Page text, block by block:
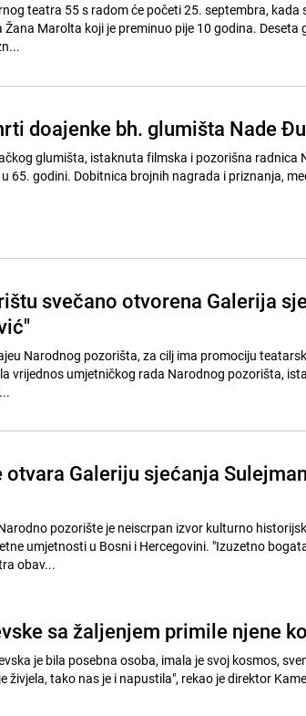
teatra 55 s radom će početi 25. septembra, kada
Marolta koji je preminuo pije 10 godina. Deseta
doajenke bh. glumišta Nade
glumišta, istaknuta filmska i pozorišna radnica
priznanja, među kojima je i
svečano otvorena Galerija
Narodnog pozorišta, za cilj ima promociju
vrijednos umjetničkog rada Narodnog pozorišta,
Galeriju sjećanja Sulejman
pozorište je neiscrpan izvor kulturno
umjetnosti u Bosni i Hercegovini. "Izuzetno
obav...
sa žaljenjem primile njene
je bila posebna osoba, imala je svoj kosmos,
živjela, tako nas je i napustila", rekao je direktor